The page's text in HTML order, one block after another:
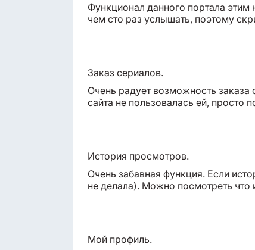
Функционал данного портала этим
чем сто раз услышать, поэтому
Заказ сериалов.
Очень радует возможность заказа
сайта не пользовалась ей, просто
История просмотров.
Очень забавная функция. Если
не делала). Можно посмотреть что
Мой профиль.